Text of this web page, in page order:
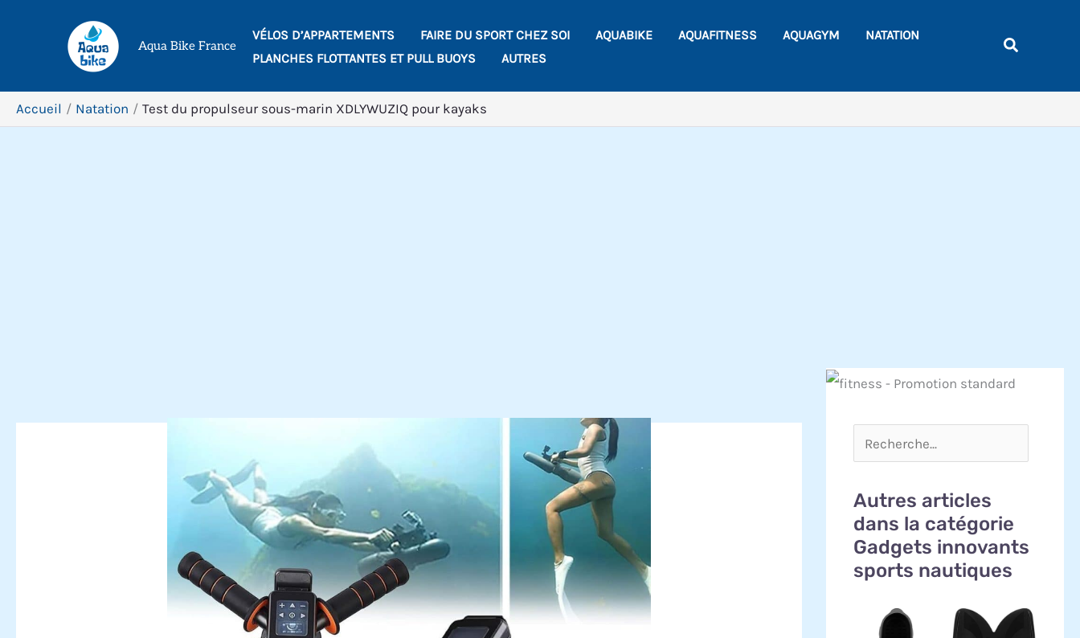
Aqua Bike France
VÉLOS D’APPARTEMENTS FAIRE DU SPORT CHEZ SOI AQUABIKE AQUAFITNESS AQUAGYM
NATATION
PLANCHES FLOTTANTES ET PULL BUOYS
AUTRES
Accueil Natation Test du propulseur sous-marin XDLYWUZIQ pour kayaks
Autres articles
dans la catégorie
Gadgets innovants
sports nautiques